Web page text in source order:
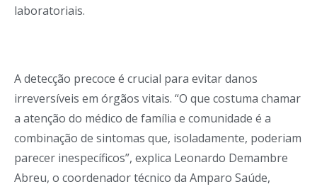
laboratoriais.
A detecção precoce é crucial para evitar danos
irreversíveis em órgãos vitais. “O que costuma chamar
a atenção do médico de família e comunidade é a
combinação de sintomas que, isoladamente, poderiam
parecer inespecíficos”, explica Leonardo Demambre
Abreu, o coordenador técnico da Amparo Saúde,